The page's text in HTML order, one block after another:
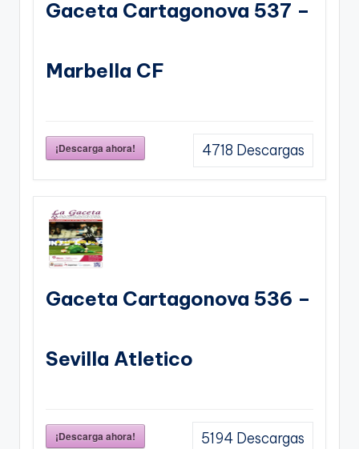
Gaceta Cartagonova 537 –
Marbella CF
¡Descarga ahora! 4718 Descargas
Gaceta Cartagonova 536 –
Sevilla Atletico
¡Descarga ahora! 5194 Descargas